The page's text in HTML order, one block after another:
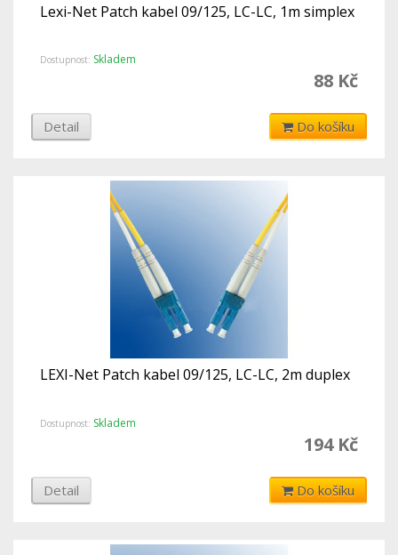
Lexi-Net Patch kabel 09/125, LC-LC, 1m simplex
Dostupnost: Skladem
88 Kč
Detail Do košíku
LEXI-Net Patch kabel 09/125, LC-LC, 2m duplex
Dostupnost: Skladem
194 Kč
Detail Do košíku